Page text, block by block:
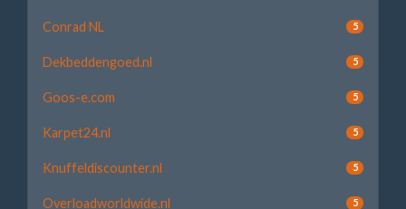
Conrad NL 5
Dekbeddengoed.nl 5
Goos-e.com 5
Karpet24.nl 5
Knuffeldiscounter.nl 5
Overloadworldwide.nl 5